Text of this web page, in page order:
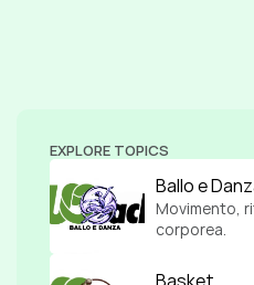
EXPLORE TOPICS
Ballo e
Movimento,
corporea.
Basket